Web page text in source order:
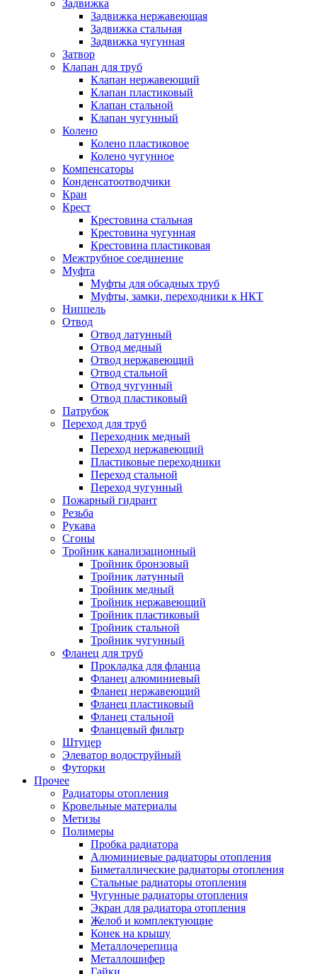
Задвижка
Задвижка нержавеющая
Задвижка стальная
Задвижка чугунная
Затвор
Клапан для труб
Клапан нержавеющий
Клапан пластиковый
Клапан стальной
Клапан чугунный
Колено
Колено пластиковое
Колено чугунное
Компенсаторы
Конденсатоотводчики
Кран
Крест
Крестовина стальная
Крестовина чугунная
Крестовина пластиковая
Межтрубное соединение
Муфта
Муфты для обсадных труб
Муфты, замки, переходники к НКТ
Ниппель
Отвод
Отвод латунный
Отвод медный
Отвод нержавеющий
Отвод стальной
Отвод чугунный
Отвод пластиковый
Патрубок
Переход для труб
Переходник медный
Переход нержавеющий
Пластиковые переходники
Переход стальной
Переход чугунный
Пожарный гидрант
Резьба
Рукава
Сгоны
Тройник канализационный
Тройник бронзовый
Тройник латунный
Тройник медный
Тройник нержавеющий
Тройник пластиковый
Тройник стальной
Тройник чугунный
Фланец для труб
Прокладка для фланца
Фланец алюминиевый
Фланец нержавеющий
Фланец пластиковый
Фланец стальной
Фланцевый фильтр
Штуцер
Элеватор водоструйный
Футорки
Прочее
Радиаторы отопления
Кровельные материалы
Метизы
Полимеры
Пробка радиатора
Алюминиевые радиаторы отопления
Биметаллические радиаторы отопления
Стальные радиаторы отопления
Чугунные радиаторы отопления
Экран для радиатора отопления
Желоб и комплектующие
Конек на крышу
Металлочерепица
Металлошифер
Гайки